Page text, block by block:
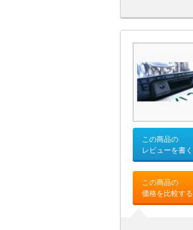
この商品の
レビューを書く
この商品の
価格を比較する